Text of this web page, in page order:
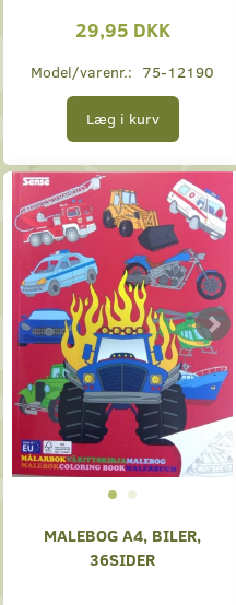
29,95 DKK
Model/varenr.: 75-12190
Læg i kurv
MALEBOG A4, BILER,
36SIDER